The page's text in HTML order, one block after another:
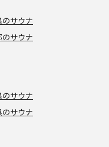
サウナ
のサウナ
サウナ
サウナ